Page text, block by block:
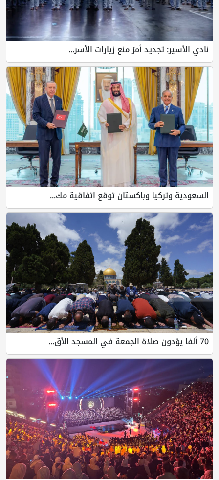
نادي الأسير: تجديد أمرَ منع زيارات الأسر...
السعودية وتركيا وباكستان توقع اتفاقية مك...
70 ألفا يؤدون صلاة الجمعة في المسجد الأق...